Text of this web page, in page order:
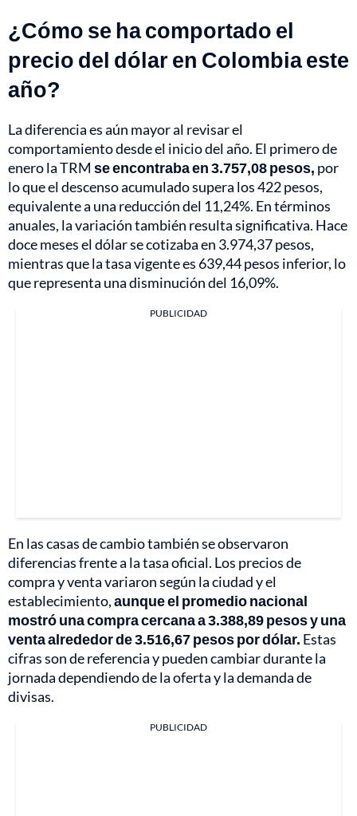
¿Cómo se ha comportado el
precio del dólar en Colombia este
año?
La diferencia es aún mayor al revisar el
comportamiento desde el inicio del año. El primero de
enero la TRM se encontraba en 3.757,08 pesos, por
lo que el descenso acumulado supera los 422 pesos,
equivalente a una reducción del 11,24%. En términos
anuales, la variación también resulta significativa. Hace
doce meses el dólar se cotizaba en 3.974,37 pesos,
mientras que la tasa vigente es 639,44 pesos inferior, lo
que representa una disminución del 16,09%.
PUBLICIDAD
En las casas de cambio también se observaron
diferencias frente a la tasa oficial. Los precios de
compra y venta variaron según la ciudad y el
establecimiento,aunque el promedio nacional
mostró una compra cercana a 3.388,89 pesos y una
venta alrededor de 3.516,67 pesos por dólar. Estas
cifras son de referencia y pueden cambiar durante la
jornada dependiendo de la oferta y la demanda de
divisas.
PUBLICIDAD